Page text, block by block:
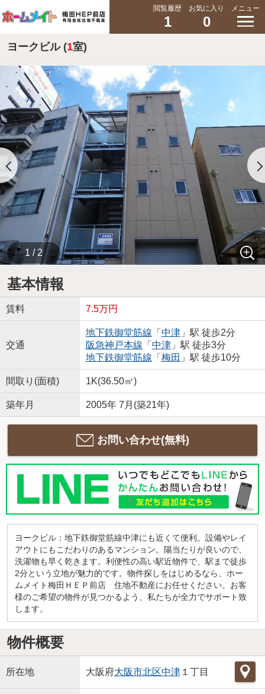
閲覧履歴
1
お気に入り
0
メニュー
ヨークビル (1室)
1 / 2
基本情報
賃料 7.5万円
交通
地下鉄御堂筋線 「 中津」駅 徒歩2分
阪急神戸本線 「 中津」駅 徒歩3分
地下鉄御堂筋線 「 梅田 」駅 徒歩10分
間取り(面積) 1K(36.50㎡)
築年月 2005年 7月(築21年)
お問い合わせ(無料)
ヨークビル：地下鉄御堂筋線中津にも近くて便利。設備やレイ
アウトにもこだわりのあるマンション。陽当たりが良いので、
洗濯物も早く乾きます。利便性の高い駅近物件で、駅まで徒歩
2分という立地が魅力的です。物件探しをはじめるなら、ホー
ムメイト梅田ＨＥＰ前店 住地不動産にお任せください。お客
様のご希望の物件が見つかるよう、私たちが全力でサポート致
します。
物件概要
所在地 大阪府大阪市北区中津１丁目